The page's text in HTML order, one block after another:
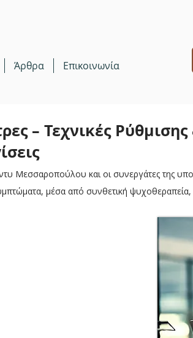
Άρθρα Επικοινωνία
Μεσσαροπούλου και οι συνεργάτες της
μέσα από συνθετική
– Τεχνικές Ρύθμισης